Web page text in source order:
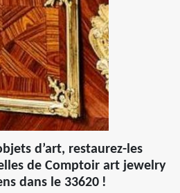
d’art, restaurez-les
de Comptoir art jewelry
dans le 33620 !